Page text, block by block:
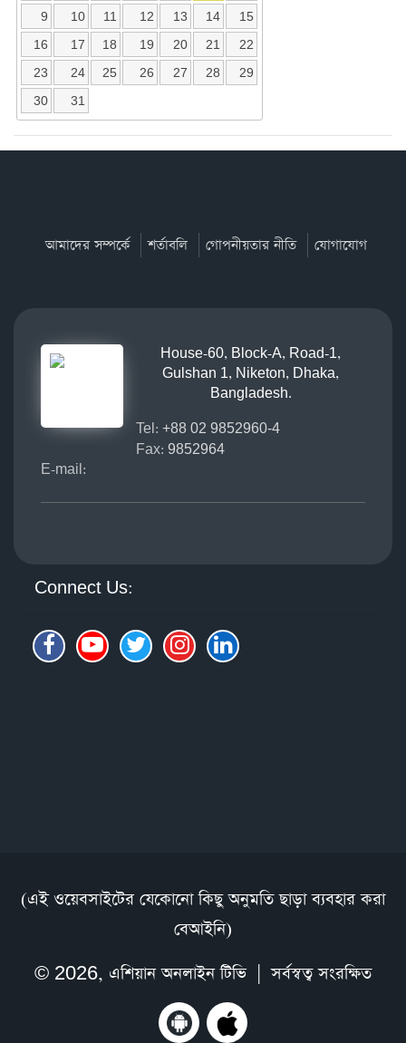
9
10 11 12 13 14
15
16
17 18 19 20 21
22
23
24 25 26 27 28
29
30
31
আমাদের সম্পর্কে শর্তাবলি গোপনীয়তার নীতি যোগাযোগ
House-60, Block-A, Road-1,
Gulshan 1, Niketon, Dhaka,
Bangladesh.
Tel: +88 02 9852960-4
Fax: 9852964
E-mail:
Connect Us:
(এই ওয়েবসাইটের যেকোনো কিছু অনুমতি ছাড়া ব্যবহার করা
বেআইনি)
© 2026, এশিয়ান অনলাইন টিভি| সর্বস্বত্ব সংরক্ষিত